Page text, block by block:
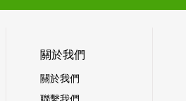
關於我們
關於我們